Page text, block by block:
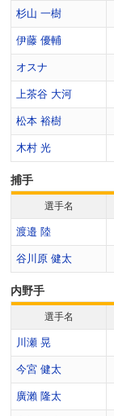
杉山 一樹
伊藤 優輔
オスナ
上茶谷 大河
松本 裕樹
木村 光
捕手
選手名
渡邉 陸
谷川原 健太
内野手
選手名
川瀬 晃
今宮 健太
廣瀨 隆太